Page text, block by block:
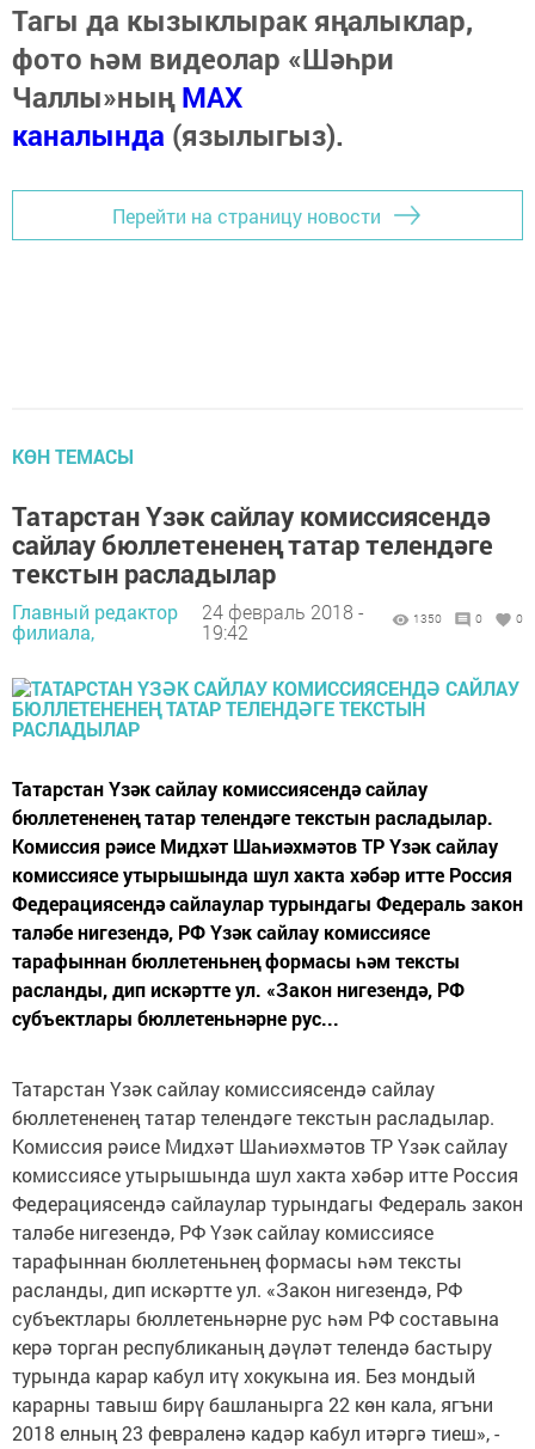
Тагы да кызыклырак яңалыклар,
фото һәм видеолар «Шәһри
Чаллы»ныңMAX
каналында (язылыгыз).
Перейти на страницу новости
КӨН ТЕМАСЫ
Татарстан Үзәк сайлау комиссиясендә
сайлау бюллетененең татар телендәге
текстын расладылар
Главный редактор
филиала,
24 февраль 2018 -
19:42
1350 0 0
Татарстан Үзәк сайлау комиссиясендә сайлау
бюллетененең татар телендәге текстын расладылар.
Комиссия рәисе Мидхәт Шаһиәхмәтов ТР Үзәк сайлау
комиссиясе утырышында шул хакта хәбәр итте Россия
Федерациясендә сайлаулар турындагы Федераль закон
таләбе нигезендә, РФ Үзәк сайлау комиссиясе
тарафыннан бюллетеньнең формасы һәм тексты
расланды, дип искәртте ул. «Закон нигезендә, РФ
субъектлары бюллетеньнәрне рус...
Татарстан Үзәк сайлау комиссиясендә сайлау
бюллетененең татар телендәге текстын расладылар.
Комиссия рәисе Мидхәт Шаһиәхмәтов ТР Үзәк сайлау
комиссиясе утырышында шул хакта хәбәр итте Россия
Федерациясендә сайлаулар турындагы Федераль закон
таләбе нигезендә, РФ Үзәк сайлау комиссиясе
тарафыннан бюллетеньнең формасы һәм тексты
расланды, дип искәртте ул. «Закон нигезендә, РФ
субъектлары бюллетеньнәрне рус һәм РФ составына
керә торган республиканың дәүләт телендә бастыру
турында карар кабул итү хокукына ия. Без мондый
карарны тавыш бирү башланырга 22 көн кала, ягъни
2018 елның 23 февраленә кадәр кабул итәргә тиеш», -